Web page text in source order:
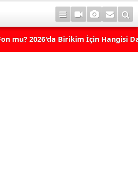
mu? 2026'da Birikim İçin Hangisi